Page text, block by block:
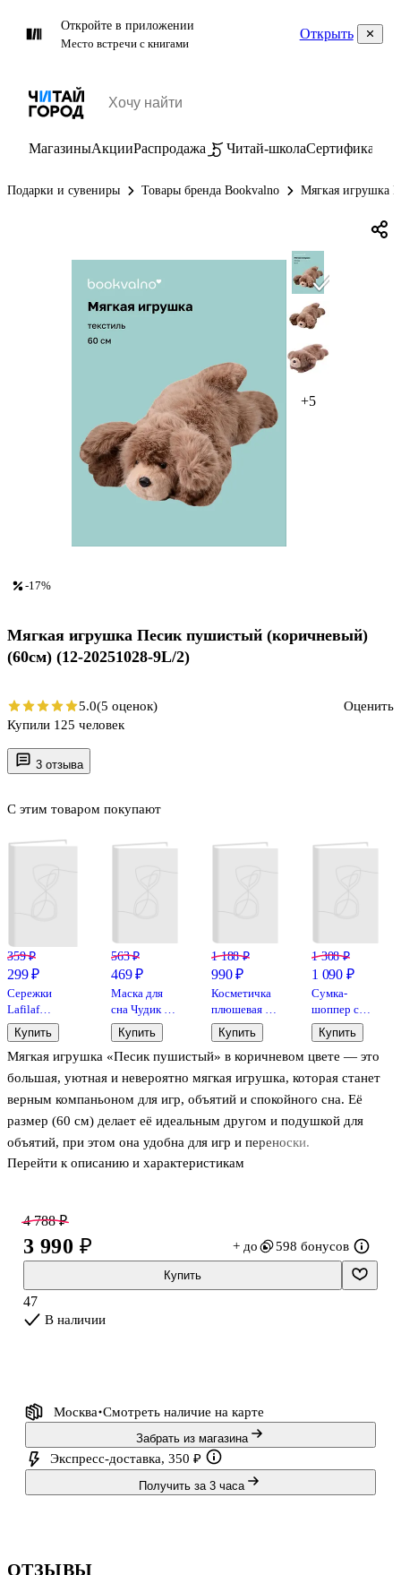
Откройте в приложении
Место встречи с книгами
Открыть
МагазиныАкцииРаспродажа Читай-школаСертификаты
Подарки и сувениры Товары бренда Bookvalno Мягкая игрушка
+5
3 отзыва
Мягкая игрушка «Песик пушистый» в коричневом цвете — это
большая, уютная и невероятно мягкая игрушка, которая станет
верным компаньоном для игр, объятий и спокойного сна. Её
размер (60 см) делает её идеальным другом и подушкой для
объятий, при этом она удобна для игр и переноски.
Перейти к описанию и характеристикам
С этим товаром покупают
359 ₽
299 ₽
Сережки
Lafilaf
«Облачка»,
латунь
Купить
563 ₽
469 ₽
Маска для
сна Чудик с
косами
(розовая)
(плюш)
(пакет) (12-
37395-02)
(Lafilaf)
Купить
1 188 ₽
990 ₽
Косметичка
плюшевая с
объёмной
ручкой
(черная)
(20х14х13)
202603-B1)
(Lafilaf)
Купить
1 308 ₽
1 090 ₽
Сумка-
шоппер с
карманом
Котик
(розовая)
(12-7573-
SBKC-12)
Купить
-17%
Мягкая игрушка Песик пушистый (коричневый)
(60см) (12-20251028-9L/2)
5.0(5 оценок)
Оценить
Купили 125 человек
4 788 ₽
3 990 ₽ + до 598 бонусов
Купить
47
В наличии
Москва Смотреть наличие на карте
Забрать из магазина
Экспресс-доставка, 350 ₽
Получить за 3 часа
ОТЗЫВЫ